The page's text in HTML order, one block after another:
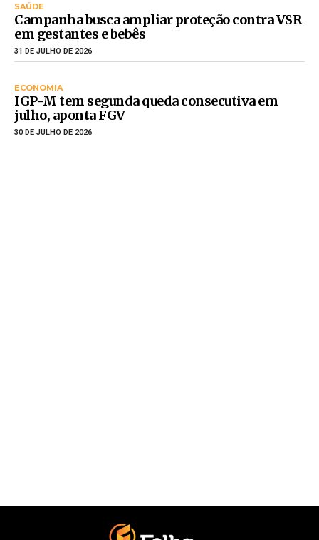
SAÚDE
Campanha busca ampliar proteção contra VSR
em gestantes e bebês
31 DE JULHO DE 2026
ECONOMIA
IGP-M tem segunda queda consecutiva em
julho, aponta FGV
30 DE JULHO DE 2026